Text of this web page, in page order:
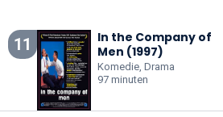
11
In the Company of
Men (1997)
Komedie, Drama
97 minuten